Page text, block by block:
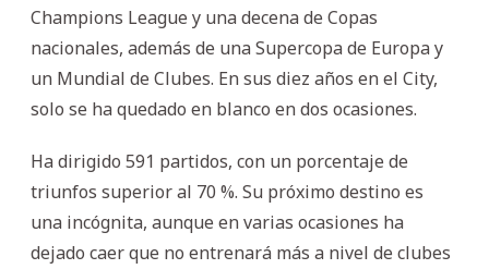
Champions League y una decena de Copas
nacionales, además de una Supercopa de Europa y
un Mundial de Clubes. En sus diez años en el City,
solo se ha quedado en blanco en dos ocasiones.
Ha dirigido 591 partidos, con un porcentaje de
triunfos superior al 70 %. Su próximo destino es
una incógnita, aunque en varias ocasiones ha
dejado caer que no entrenará más a nivel de clubes